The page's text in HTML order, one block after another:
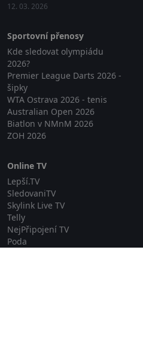
12. 03. 2026
Sportovní přenosy
Kde sledovat olympiádu
2026?
Premier League Darts 2026 -
šipky
WTA Ostrava 2026 - tenis
Australian Open 2026
Biatlon v NMnM 2026
ZOH 2026
Online TV
Lepší.TV
SledovaniTV
Skylink Live TV
Telly
NejPřipojení TV
Poda